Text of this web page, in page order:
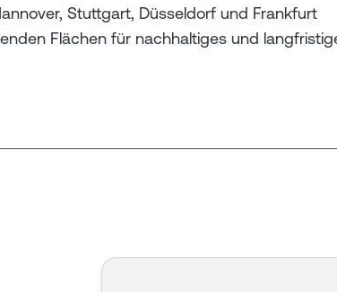
Stuttgart, Düsseldorf und Frankfurt
Flächen für nachhaltiges und